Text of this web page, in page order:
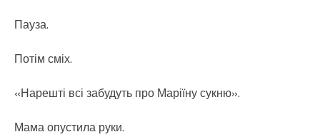
Пауза.
Потім сміх.
«Нарешті всі забудуть про Маріїну сукню».
Мама опустила руки.